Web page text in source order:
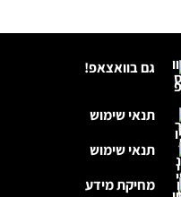
גם בוואצאפ!
תנאי שימוש
תנאי שימוש
מחיקת מידע